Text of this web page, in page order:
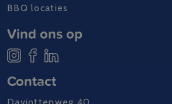
Contact
BBQ locaties
Vind ons op